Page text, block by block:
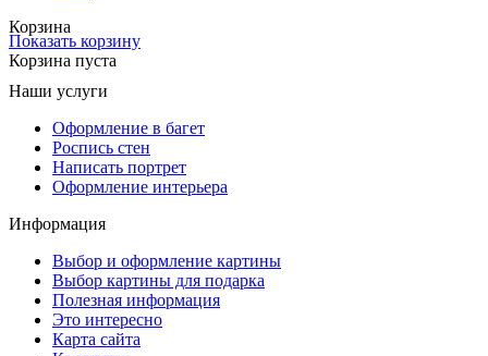
Корзина
Показать корзину
Корзина пуста
Наши услуги
Оформление в багет
Роспись стен
Написать портрет
Оформление интерьера
Информация
Выбор и оформление картины
Выбор картины для подарка
Полезная информация
Это интересно
Карта сайта